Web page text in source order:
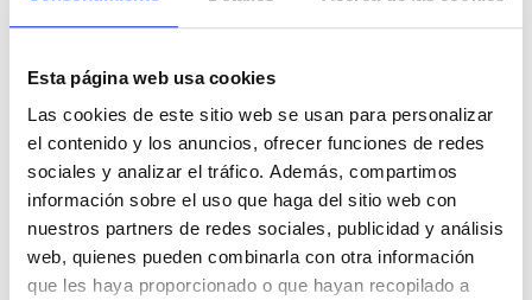
Esta página web usa cookies
Las cookies de este sitio web se usan para personalizar
el contenido y los anuncios, ofrecer funciones de redes
sociales y analizar el tráfico. Además, compartimos
información sobre el uso que haga del sitio web con
nuestros partners de redes sociales, publicidad y análisis
web, quienes pueden combinarla con otra información
que les haya proporcionado o que hayan recopilado a